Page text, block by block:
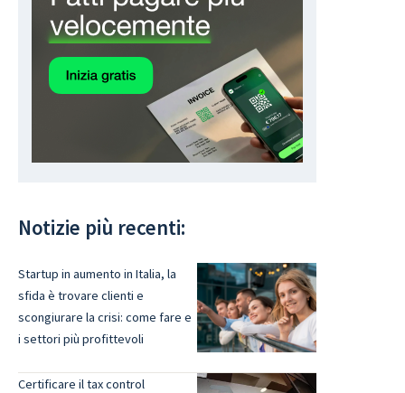
Notizie più recenti:
Startup in aumento in Italia, la
sfida è trovare clienti e
scongiurare la crisi: come fare e
i settori più profittevoli
Certificare il tax control